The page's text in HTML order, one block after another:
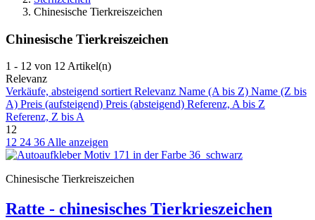
Chinesische Tierkreiszeichen
Chinesische Tierkreiszeichen
1 - 12 von 12 Artikel(n)
Relevanz
Verkäufe, absteigend sortiertRelevanz Name (A bis Z) Name (Z bis
A) Preis (aufsteigend) Preis (absteigend) Referenz, A bis Z
Referenz, Z bis A
12
12 24 36Alle anzeigen
Chinesische Tierkreiszeichen
Ratte - chinesisches Tierkrieszeichen